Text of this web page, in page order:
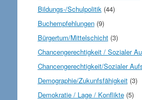
Bildungs-/Schulpolitik(44)
Buchempfehlungen(9)
Bürgertum/Mittelschicht(3)
Chancengerechtigkeit / Sozialer
Chancengerechtigkeit/Sozialer
Demographie/Zukunfsfähigkeit(3)
Demokratie / Lage / Konflikte(5)